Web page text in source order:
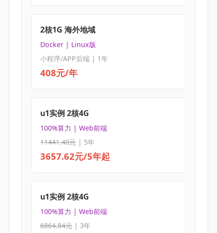
2核1G 海外地域
Docker | Linux版
小程序/APP后端 | 1年
408元/年
u1实例 2核4G
100%算力 | Web前端
11441.40元| 5年
3657.62元/5年起
u1实例 2核4G
100%算力 | Web前端
6864.84元| 3年